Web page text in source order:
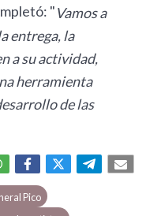
"Vamos a
entrega, la
a su actividad,
herramienta
de las
Pico